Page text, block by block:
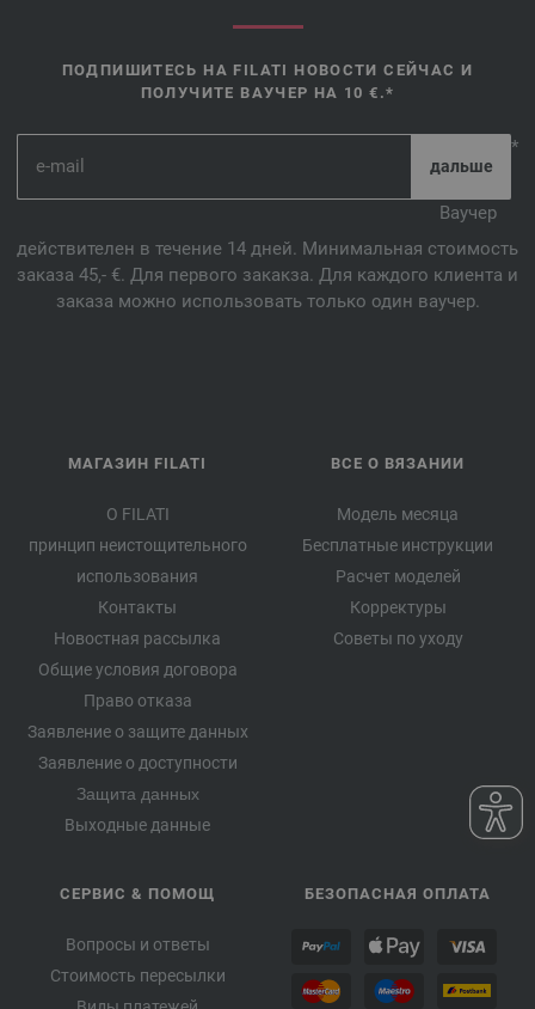
ПОДПИШИТЕСЬ НА FILATI НОВОСТИ СЕЙЧАС И
ПОЛУЧИТЕ ВАУЧЕР НА 10 €.*
*
Ваучер
действителен в течение 14 дней. Минимальная стоимость
заказа 45,- €. Для первого закакза. Для каждого клиента и
заказа можно использовать только один ваучер.
МАГАЗИН FILATI
О FILATI
принцип неистощительного
использования
Контакты
Новостная рассылка
Общие условия договора
Право отказа
Заявление о защите данных
Заявление о доступности
Защита данных
Выходные данные
ВСЕ О ВЯЗАНИИ
Модель месяца
Бесплатные инструкции
Расчет моделей
Корректуры
Советы по уходу
СЕРВИС & ПОМОЩ
Вопросы и ответы
Стоимость пересылки
БЕЗОПАСНАЯ ОПЛАТА